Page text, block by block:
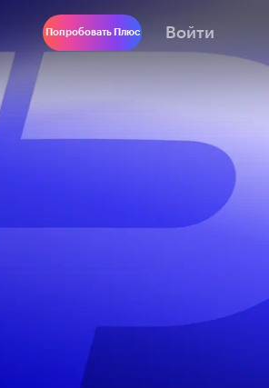
Попробовать Плюс Войти